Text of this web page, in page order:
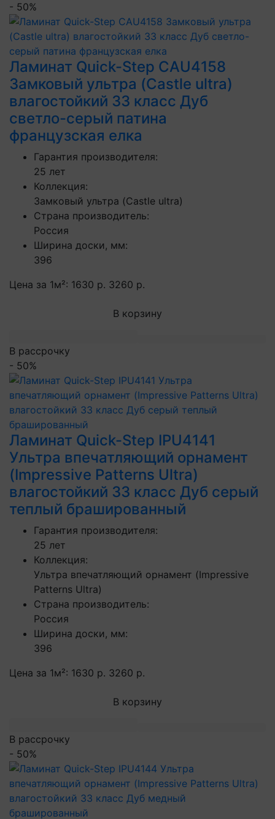
- 50%
Ламинат Quick-Step CAU4158
Замковый ультра (Castle ultra)
влагостойкий 33 класс Дуб
светло-серый патина
французская елка
Гарантия производителя:
25 лет
Коллекция:
Замковый ультра (Castle ultra)
Страна производитель:
Россия
Ширина доски, мм:
396
Цена за 1м²: 1630 р. 3260 р.
В корзину
В рассрочку
- 50%
Ламинат Quick-Step IPU4141
Ультра впечатляющий орнамент
(Impressive Patterns Ultra)
влагостойкий 33 класс Дуб серый
теплый брашированный
Гарантия производителя:
25 лет
Коллекция:
Ультра впечатляющий орнамент (Impressive
Patterns Ultra)
Страна производитель:
Россия
Ширина доски, мм:
396
Цена за 1м²: 1630 р. 3260 р.
В корзину
В рассрочку
- 50%